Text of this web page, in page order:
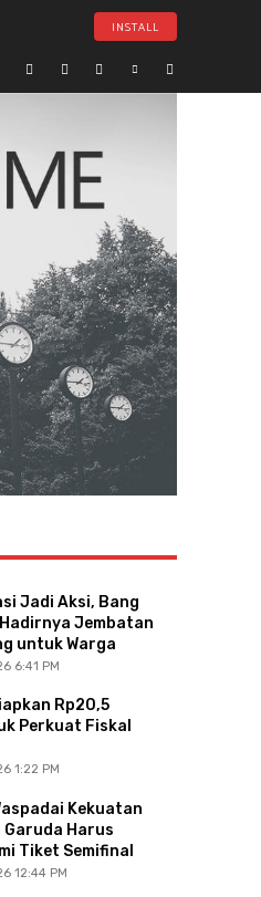
INSTALL
Jadi Aksi, Bang
Jembatan
untuk Warga
6:41 PM
Rp20,5
Perkuat Fiskal
1:22 PM
Kekuatan
Harus
Tiket Semifinal
12:44 PM